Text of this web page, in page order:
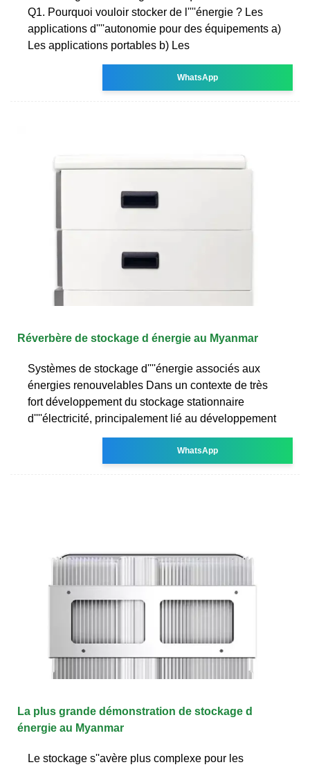
Q1. Pourquoi vouloir stocker de l''''énergie ? Les
applications d''''autonomie pour des équipements a)
Les applications portables b) Les
WhatsApp
Réverbère de stockage d énergie au Myanmar
Systèmes de stockage d''''énergie associés aux
énergies renouvelables Dans un contexte de très
fort développement du stockage stationnaire
d''''électricité, principalement lié au développement
WhatsApp
La plus grande démonstration de stockage d
énergie au Myanmar
Le stockage s''avère plus complexe pour les